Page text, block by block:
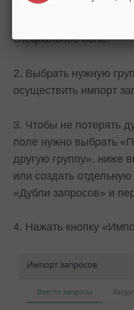
специальное поле.
2. Выбрать нужную
осуществить импорт
3. Чтобы не потерять
поле нужно выбрать
другую группу», ниже
или создать отдельную
«Дубли запросов» и
4. Нажать кнопку